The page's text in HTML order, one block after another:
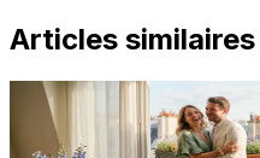
Articles similaires